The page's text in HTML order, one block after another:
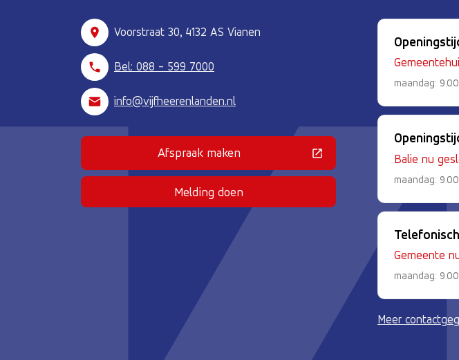
Voorstraat 30, 4132 AS Vianen
Bel: 088 - 599 7000
info@vijfheerenlanden.nl
Afspraak maken(Deze link gaat naar een externe website)
Melding doen
maandag:
Balie nu
maandag:
Gemeente
maandag:
Meer